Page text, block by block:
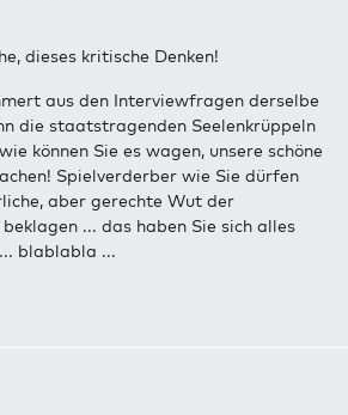
dieses kritische Denken!
aus den Interviewfragen derselbe
die staatstragenden Seelenkrüppeln
können Sie es wagen, unsere schöne
Spielverderber wie Sie dürfen
aber gerechte Wut der
... das haben Sie sich alles
blablabla ...